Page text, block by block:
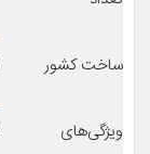
ساخت کشور
ویژگی‌های